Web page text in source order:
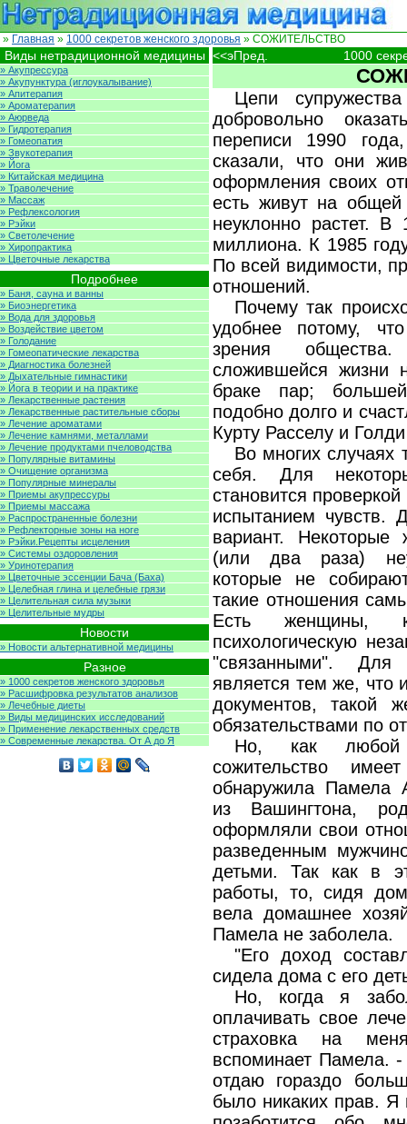
» Главная » 1000 секретов женского здоровья » СОЖИТЕЛЬСТВО
<<эПред. 1000
Цепи
добровольно
переписи 1990
сказали, что они
оформления своих
есть живут на
неуклонно растет.
миллиона. К 1985
По всей видимости,
отношений.
Почему так
удобнее потому,
зрения
сложившейся жизни
браке пар;
подобно долго и
Курту Расселу и
Во многих случаях
себя. Для
становится
испытанием чувств.
вариант.
(или два раза)
которые не
такие отношения
Есть женщины,
психологическую
"связанными". Для
является тем же, что
документов, такой
обязательствами по
Но, как любой
сожительство
обнаружила Памела
из Вашингтона,
оформляли свои
разведенным
детьми. Так как в
работы, то, сидя
вела домашнее
Памела не заболела.
"Его доход
сидела дома с его
Но, когда я
оплачивать свое
страховка на
вспоминает Памела.
отдаю гораздо
было никаких прав. Я
Виды нетрадиционной медицины
» Акупрессура
» Акупунктура (иглоукалывание)
» Апитерапия
» Ароматерапия
» Аюрведа
» Гидротерапия
» Гомеопатия
» Звукотерапия
» Йога
» Китайская медицина
» Траволечение
» Массаж
» Рефлексология
» Рэйки
» Светолечение
» Хиропрактика
» Цветочные лекарства
Подробнее
» Баня, сауна и ванны
» Биоэнергетика
» Вода для здоровья
» Воздействие цветом
» Голодание
» Гомеопатические лекарства
» Диагностика болезней
» Дыхательные гимнастики
» Йога в теории и на практике
» Лекарственные растения
» Лекарственные растительные сборы
» Лечение ароматами
» Лечение камнями, металлами
» Лечение продуктами пчеловодства
» Популярные витамины
» Очищение организма
» Популярные минералы
» Приемы акупрессуры
» Приемы массажа
» Распространенные болезни
» Рефлекторные зоны на ноге
» Рэйки.Рецепты исцеления
» Системы оздоровления
» Уринотерапия
» Цветочные эссенции Бача (Баха)
» Целебная глина и целебные грязи
» Целительная сила музыки
» Целительные мудры
Новости
» Новости альтернативной медицины
Разное
» 1000 секретов женского здоровья
» Расшифровка результатов анализов
» Лечебные диеты
» Виды медицинских исследований
» Применение лекарственных средств
» Современные лекарства. От А до Я